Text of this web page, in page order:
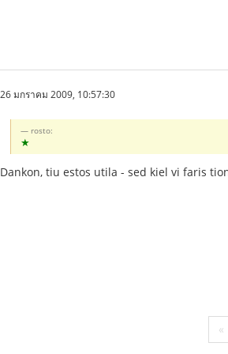
26 มกราคม 2009, 10:57:30
rosto:
★
Dankon, tiu estos utila - sed kiel vi faris
«